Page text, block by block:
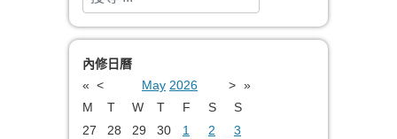
Type 2 or more characters for results.
內修日曆
« < May 2026 > »
M
T W T F S
S
27
28 29 30 1 2
3